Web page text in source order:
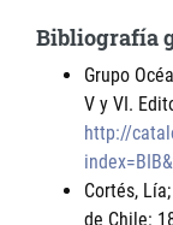
Bibliografía
Grupo
V y VI.
http://
Cortés,
de Chile: